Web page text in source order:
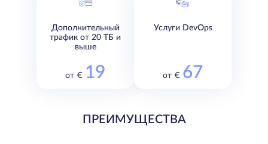
Дополнительный
трафик от 20 ТБ и
выше
от € 19
Услуги DevOps
от € 67
ПРЕИМУЩЕСТВА